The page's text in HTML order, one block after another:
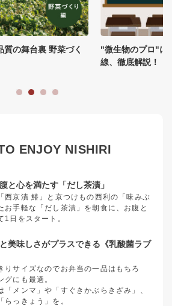
た。「腸活」の最前
明日から見る目が
「お米」の話
ENJOY NISHIRI
と心を満たす「だし茶漬」
西京漬 鰆」と京つけもの西利の「味みぶ
お手軽な「だし茶漬」を朝食に、お腹と
1日をスタート。
美味しさがプラスできる《乳酸菌ラブ
りサイズなのでお弁当の一品はもちろ
グにも最適。
「メンマ」や「すぐきかぶらきざみ」、
らっきょう」を。